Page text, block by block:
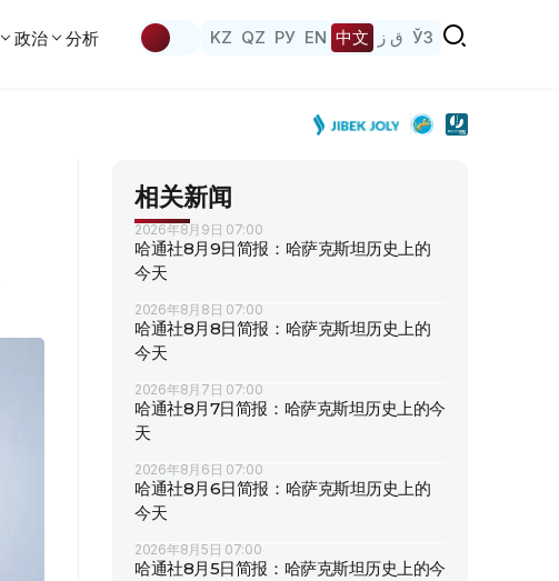
政治 分析 KZ QZ РУ EN 中文 ق ز ЎЗ
相关新闻
2026年8月9日 07:00
哈通社8月9日简报：哈萨克斯坦历史上的
今天
2026年8月8日 07:00
哈通社8月8日简报：哈萨克斯坦历史上的
今天
2026年8月7日 07:00
哈通社8月7日简报：哈萨克斯坦历史上的今
天
2026年8月6日 07:00
哈通社8月6日简报：哈萨克斯坦历史上的
今天
2026年8月5日 07:00
哈通社8月5日简报：哈萨克斯坦历史上的今